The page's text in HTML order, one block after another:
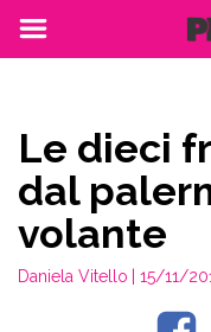
Le dieci
dal
volante
Daniela Vitello | 15/11/